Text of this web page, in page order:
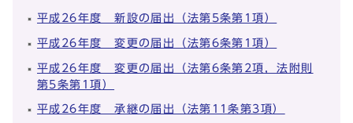
平成26年度 新設の届出（法第5条第1項）
平成26年度 変更の届出（法第6条第1項）
平成26年度 変更の届出（法第6条第2項，法附則
第5条第1項）
平成26年度 承継の届出（法第11条第3項）